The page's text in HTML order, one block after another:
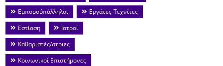
Εμποροΰπάλληλοι
Εργάτες-Τεχνίτες
Εστίαση
Ιατροί
Καθαριστές/στριες
Κοινωνικοί Επιστήμονες